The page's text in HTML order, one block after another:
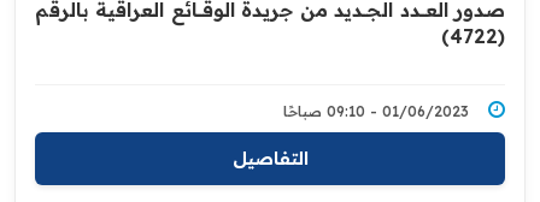
صدور العــــدد الجـــديد من جريدة ‏الوقــــائع العراقية بالرقم
(4722)‏
01/06/2023 - 09:10 صباحًا
التفاصيل